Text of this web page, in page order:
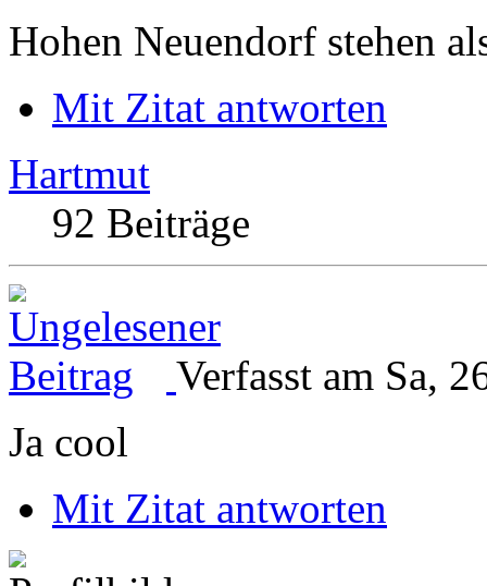
Hohen Neuendorf stehen
Mit Zitat antworten
Hartmut
92 Beiträge
Verfasst am Sa,
Ja cool
Mit Zitat antworten